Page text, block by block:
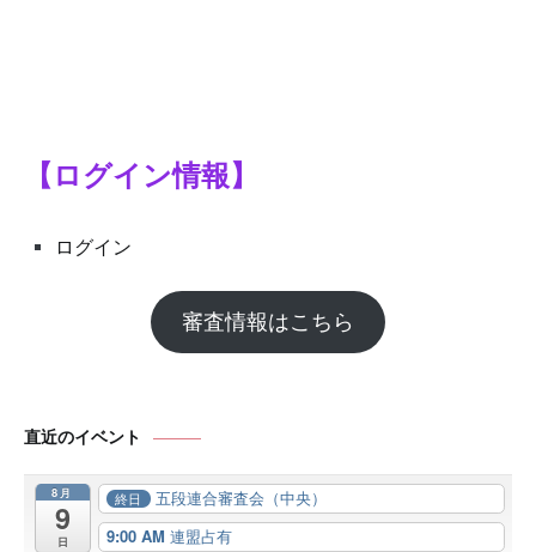
【ログイン情報】
ログイン
審査情報はこちら
直近のイベント
8月
9
日
終日
五段連合審査会（中央）
9:00 AM 連盟占有